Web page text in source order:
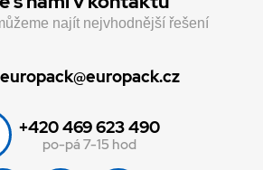
najít nejvhodnější řešení
europack@europack.cz
+420 469 623 490
po-pá 7-15 hod